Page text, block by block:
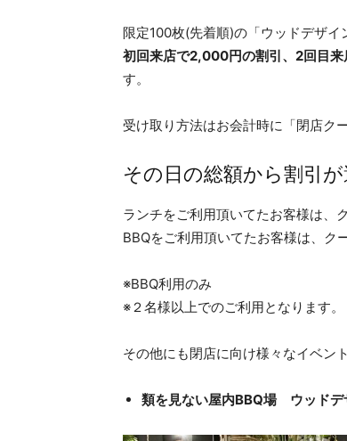
限定100枚(先着順)の「ウッドデザイ
初回来店で2,000円の割引、2回目
す。
受け取り方法はお会計時に「閉店ク
その日の総額から割引が
ランチをご利用頂いてたお客様は、
BBQをご利用頂いてたお客様は、ク
※BBQ利用のみ
※２名様以上でのご利用となります。
その他にも閉店に向け様々なイベン
類を見ない屋内BBQ場 ウッド